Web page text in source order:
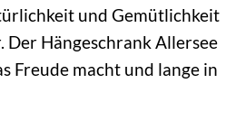
und Gemütlichkeit
Der Hängeschrank Allersee
Freude macht und lange in